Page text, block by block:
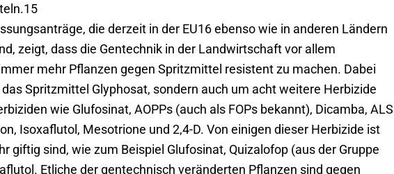
die derzeit in der EU16 ebenso wie in anderen Ländern
zeigt, dass die Gentechnik in der Landwirtschaft vor allem
mehr Pflanzen gegen Spritzmittel resistent zu machen. Dabei
Spritzmittel Glyphosat, sondern auch um acht weitere Herbizide
wie Glufosinat, AOPPs (auch als FOPs bekannt), Dicamba, ALS
Isoxaflutol, Mesotrione und 2,4-D. Von einigen dieser Herbizide ist
giftig sind, wie zum Beispiel Glufosinat, Quizalofop (aus der Gruppe
Etliche der gentechnisch veränderten Pflanzen sind gegen